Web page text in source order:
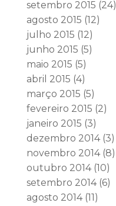
setembro 2015 (24)
agosto 2015 (12)
julho 2015 (12)
junho 2015 (5)
maio 2015 (5)
abril 2015 (4)
março 2015 (5)
fevereiro 2015 (2)
janeiro 2015 (3)
dezembro 2014(3)
novembro 2014(8)
outubro 2014(10)
setembro 2014(6)
agosto 2014(11)